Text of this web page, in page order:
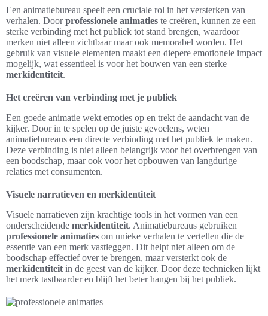
Een animatiebureau speelt een cruciale rol in het versterken van
verhalen. Doorprofessionele animaties te creëren, kunnen ze een
sterke verbinding met het publiek tot stand brengen, waardoor
merken niet alleen zichtbaar maar ook memorabel worden. Het
gebruik van visuele elementen maakt een diepere emotionele impact
mogelijk, wat essentieel is voor het bouwen van een sterke
merkidentiteit.
Het creëren van verbinding met je publiek
Een goede animatie wekt emoties op en trekt de aandacht van de
kijker. Door in te spelen op de juiste gevoelens, weten
animatiebureaus een directe verbinding met het publiek te maken.
Deze verbinding is niet alleen belangrijk voor het overbrengen van
een boodschap, maar ook voor het opbouwen van langdurige
relaties met consumenten.
Visuele narratieven en merkidentiteit
Visuele narratieven zijn krachtige tools in het vormen van een
onderscheidende merkidentiteit. Animatiebureaus gebruiken
professionele animaties om unieke verhalen te vertellen die de
essentie van een merk vastleggen. Dit helpt niet alleen om de
boodschap effectief over te brengen, maar versterkt ook de
merkidentiteit in de geest van de kijker. Door deze technieken lijkt
het merk tastbaarder en blijft het beter hangen bij het publiek.